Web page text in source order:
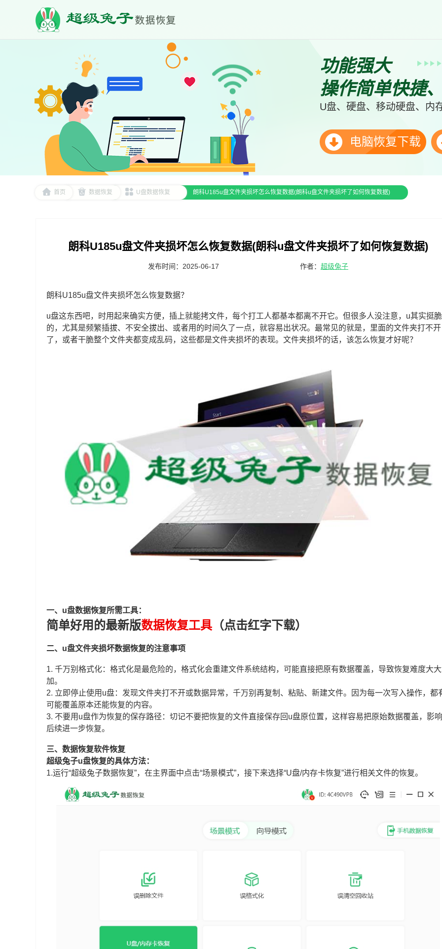
功能强大
操作简单快捷
U盘、硬盘、移动硬盘、内
电脑恢复下载
首页 数据恢复 U盘数据恢复 朗科U185u盘文件夹损坏怎么恢复数据(朗科u盘文件夹损坏了如何恢复数据)
朗科U185u盘文件夹损坏怎么恢复数据(朗科u盘文件夹损坏了如何恢复数据)
发布时间：2025-06-17 作者： 超级兔子
朗科U185u盘文件夹损坏怎么恢复数据？
u盘这东西吧，时用起来确实方便，插上就能拷文件，每个打工人都基本都离不开它。但很多人没注意，u其实挺
的，尤其是频繁插拔、不安全拔出、或者用的时间久了一点，就容易出状况。最常见的就是，里面的文件夹打不开
了，或者干脆整个文件夹都变成乱码，这些都是文件夹损坏的表现。文件夹损坏的话，该怎么恢复才好呢？
一、u盘数据恢复所需工具：
简单好用的最新版数据恢复工具 （点击红字下载）
二、u盘文件夹损坏数据恢复的注意事项
1. 千万别格式化：格式化是最危险的，格式化会重建文件系统结构，可能直接把原有数据覆盖，导致恢复难度大
加。
2. 立即停止使用u盘：发现文件夹打不开或数据异常，千万别再复制、粘贴、新建文件。因为每一次写入操作，都
可能覆盖原本还能恢复的内容。
3. 不要用u盘作为恢复的保存路径：切记不要把恢复的文件直接保存回u盘原位置，这样容易把原始数据覆盖，影响
后续进一步恢复。
三、数据恢复软件恢复
超级兔子u盘恢复的具体方法：
1.运行“超级兔子数据恢复”，在主界面中点击“场景模式”，接下来选择“U盘/内存卡恢复”进行相关文件的恢复。